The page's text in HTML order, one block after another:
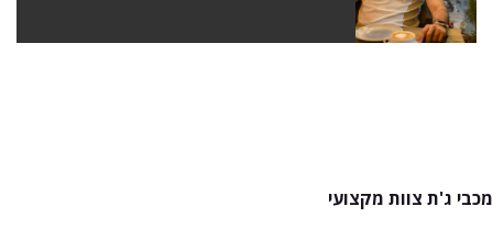
מכבי ג'ת צוות מקצועי